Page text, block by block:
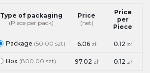
Type of packaging
(Piece per pack)
Price
(net)
Price
per
Piece
Package (50.00 szt) 6.06 zł 0.12 zł
Box (800.00 szt) 97.02 zł 0.12 zł